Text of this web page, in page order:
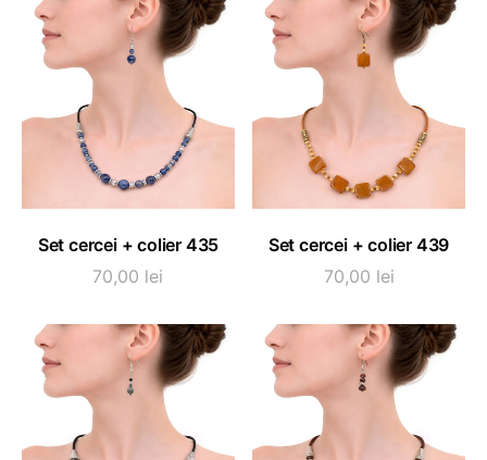
ADAUGĂ ÎN COȘ
Set cercei + colier 435
70,00 lei
ADAUGĂ ÎN COȘ
Set cercei + colier 439
70,00 lei